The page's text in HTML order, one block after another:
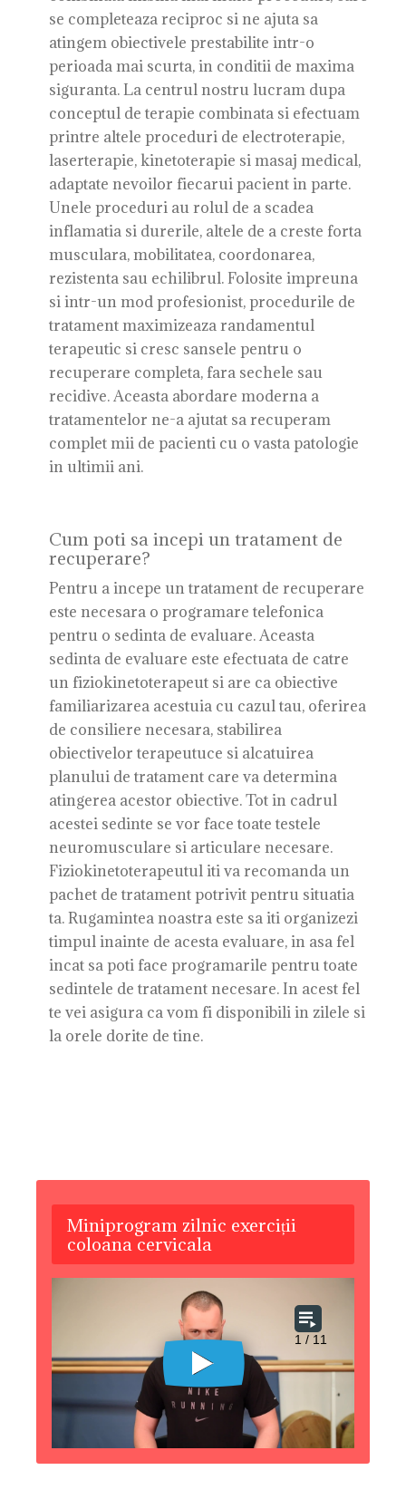
se completeaza reciproc si ne ajuta sa
atingem obiectivele prestabilite intr-o
perioada mai scurta, in conditii de maxima
siguranta. La centrul nostru lucram dupa
conceptul de terapie combinata si efectuam
printre altele proceduri de electroterapie,
laserterapie, kinetoterapie si masaj medical,
adaptate nevoilor fiecarui pacient in parte.
Unele proceduri au rolul de a scadea
inflamatia si durerile, altele de a creste forta
musculara, mobilitatea, coordonarea,
rezistenta sau echilibrul. Folosite impreuna
si intr-un mod profesionist, procedurile de
tratament maximizeaza randamentul
terapeutic si cresc sansele pentru o
recuperare completa, fara sechele sau
recidive. Aceasta abordare moderna a
tratamentelor ne-a ajutat sa recuperam
complet mii de pacienti cu o vasta patologie
in ultimii ani.
Cum poti sa incepi un tratament de
recuperare?
Pentru a incepe un tratament de recuperare
este necesara o programare telefonica
pentru o sedinta de evaluare. Aceasta
sedinta de evaluare este efectuata de catre
un fiziokinetoterapeut si are ca obiective
familiarizarea acestuia cu cazul tau, oferirea
de consiliere necesara, stabilirea
obiectivelor terapeutuce si alcatuirea
planului de tratament care va determina
atingerea acestor obiective. Tot in cadrul
acestei sedinte se vor face toate testele
neuromusculare si articulare necesare.
Fiziokinetoterapeutul iti va recomanda un
pachet de tratament potrivit pentru situatia
ta. Rugamintea noastra este sa iti organizezi
timpul inainte de acesta evaluare, in asa fel
incat sa poti face programarile pentru toate
sedintele de tratament necesare. In acest fel
te vei asigura ca vom fi disponibili in zilele si
la orele dorite de tine.
Miniprogram zilnic exerciții
coloana cervicala